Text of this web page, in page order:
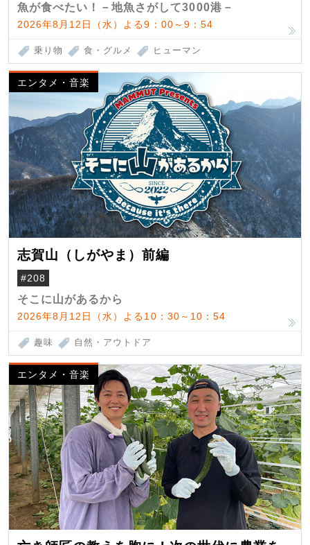
魚が食べたい！－地魚さがして3000港－
2026年8月12日（水）よる9：00～9：54
乗り物 食・グルメ ヒューマン
エンタメ・音楽
志賀山（しがやま）前編
#208
そこに山があるから
2026年8月12日（水）よる10：30～10：54
趣味 自然・アウトドア
エンタメ・音楽